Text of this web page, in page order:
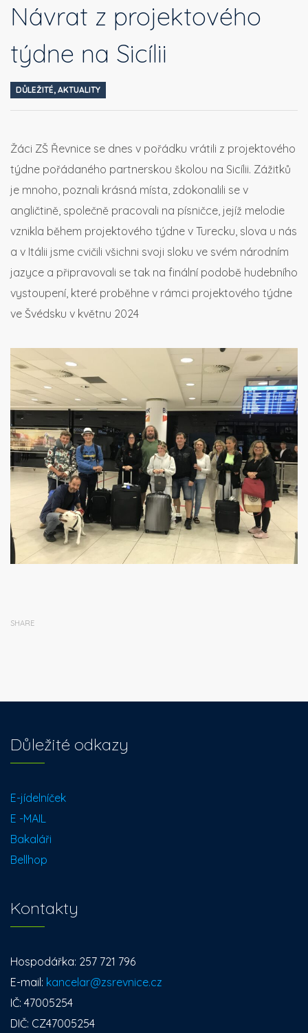
Návrat z projektového
týdne na Sicílii
DŮLEŽITÉ, AKTUALITY
Žáci ZŠ Řevnice se dnes v pořádku vrátili z projektového
týdne pořádaného partnerskou školou na Sicílii. Zážitků
je mnoho, poznali krásná místa, zdokonalili se v
angličtině, společně pracovali na písničce, jejíž melodie
vznikla během projektového týdne v Turecku, slova u nás
a v Itálii jsme cvičili všichni svoji sloku ve svém národním
jazyce a připravovali se tak na finální podobě hudebního
vystoupení, které proběhne v rámci projektového týdne
ve Švédsku v květnu 2024
SHARE
Důležité odkazy
E-jídelníček
E -MAIL
Bakaláři
Bellhop
Kontakty
Hospodářka: 257 721 796
E-mail: kancelar@zsrevnice.cz
IČ: 47005254
DIČ: CZ47005254